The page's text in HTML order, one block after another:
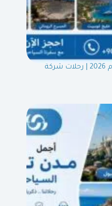
افضل الاماكن السياحية في بودروم 2026 | رحلات شركة